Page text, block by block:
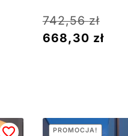
742,56zł
668,30 zł
PROMOCJA!